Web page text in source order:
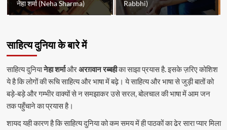
नेहा शर्मा (Neha Sharma)
Rabbhi)
साहित्य दुनिया के बारे में
साहित्य दुनियानेहा शर्माऔरअरग़वान रब्बहीका साझा प्रयास है. इसके ज़रिए कोशिश
ये है कि लोगों की रूचि साहित्य और भाषा में बढ़े। ये साहित्य और भाषा से जुड़ी बातों को
बड़े-बड़े और गम्भीर वाक्यों से न समझाकर उसे सरल, बोलचाल की भाषा में आम जन
तक पहुँचाने का प्रयास है।
शायद यही कारण है कि साहित्य दुनिया को कम समय में ही पाठकों का ढेर सारा प्यार मिला